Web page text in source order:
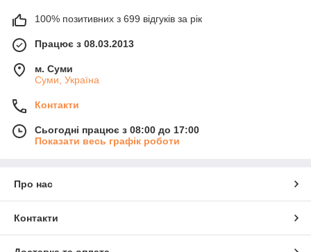
100% позитивних з 699 відгуків за рік
Працює з 08.03.2013
м. Суми
Суми, Україна
Контакти
Сьогодні працює з 08:00 до 17:00
Показати весь графік роботи
Про нас
Контакти